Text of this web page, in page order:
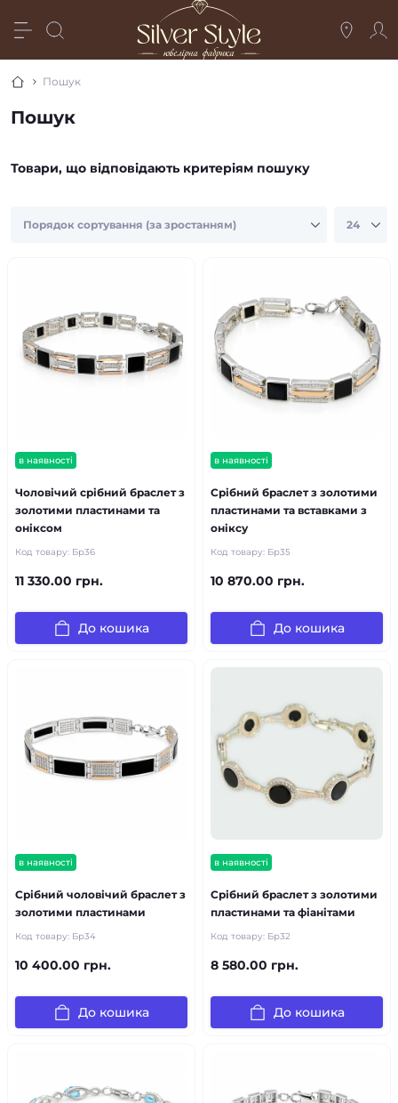
Пошук
Пошук
Товари, що відповідають критеріям пошуку
в наявності
Чоловічий срібний браслет з
золотими пластинами та
оніксом
Код товару: Бр36
11 330.00 грн.
До кошика
в наявності
Срібний браслет з золотими
пластинами та вставками з
оніксу
Код товару: Бр35
10 870.00 грн.
До кошика
в наявності
Срібний чоловічий браслет з
золотими пластинами
Код товару: Бр34
10 400.00 грн.
До кошика
в наявності
Срібний браслет з золотими
пластинами та фіанітами
Код товару: Бр32
8 580.00 грн.
До кошика